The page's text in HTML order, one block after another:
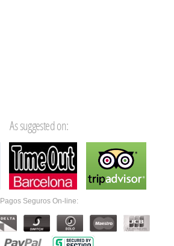
As suggested on:
Pagos Seguros On-line: